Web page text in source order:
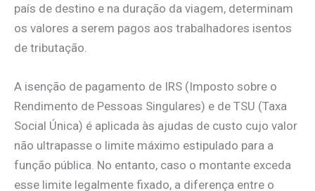
país de destino e na duração da viagem, determinam
os valores a serem pagos aos trabalhadores isentos
de tributação.
A isenção de pagamento de IRS (Imposto sobre o
Rendimento de Pessoas Singulares) e de TSU (Taxa
Social Única) é aplicada às ajudas de custo cujo valor
não ultrapasse o limite máximo estipulado para a
função pública. No entanto, caso o montante exceda
esse limite legalmente fixado, a diferença entre o